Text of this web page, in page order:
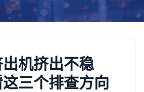
机挤出不稳
三个排查方向